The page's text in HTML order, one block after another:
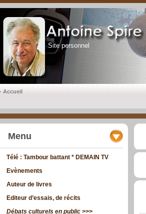
Site personnel
Accueil
Menu
Télé : Tambour battant * DEMAIN TV
Evènements
Auteur de livres
Editeur d’essais, de récits
Débats culturels en public >>>